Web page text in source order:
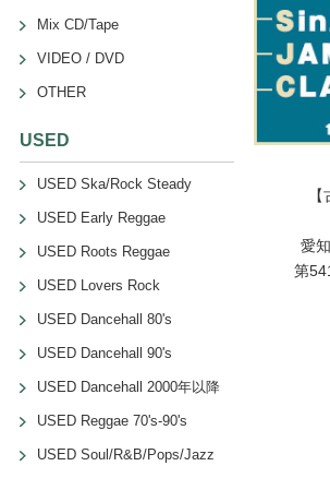
Mix CD/Tape
VIDEO / DVD
OTHER
USED
USED Ska/Rock Steady
USED Early Reggae
USED Roots Reggae
USED Lovers Rock
USED Dancehall 80's
USED Dancehall 90's
USED Dancehall 2000年以降
USED Reggae 70's-90's
USED Soul/R&B/Pops/Jazz
愛
第